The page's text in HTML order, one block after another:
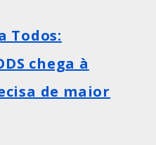
Todos:
chega à
de maior